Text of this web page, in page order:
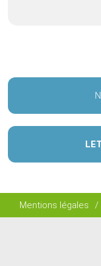
Mentions légales /